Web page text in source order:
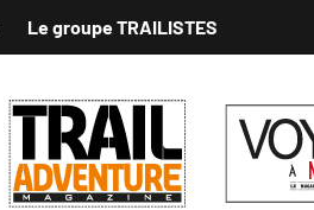
Le groupe TRAILISTES